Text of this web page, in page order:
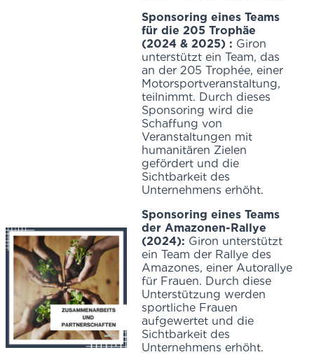
Sponsoring eines Teams
für die 205 Trophäe
(2024 & 2025) : Giron
unterstützt ein Team, das
an der 205 Trophée, einer
Motorsportveranstaltung,
teilnimmt. Durch dieses
Sponsoring wird die
Schaffung von
Veranstaltungen mit
humanitären Zielen
gefördert und die
Sichtbarkeit des
Unternehmens erhöht.
Sponsoring eines Teams
der Amazonen-Rallye
(2024): Giron unterstützt
ein Team der Rallye des
Amazones, einer Autorallye
für Frauen. Durch diese
Unterstützung werden
sportliche Frauen
aufgewertet und die
Sichtbarkeit des
Unternehmens erhöht.